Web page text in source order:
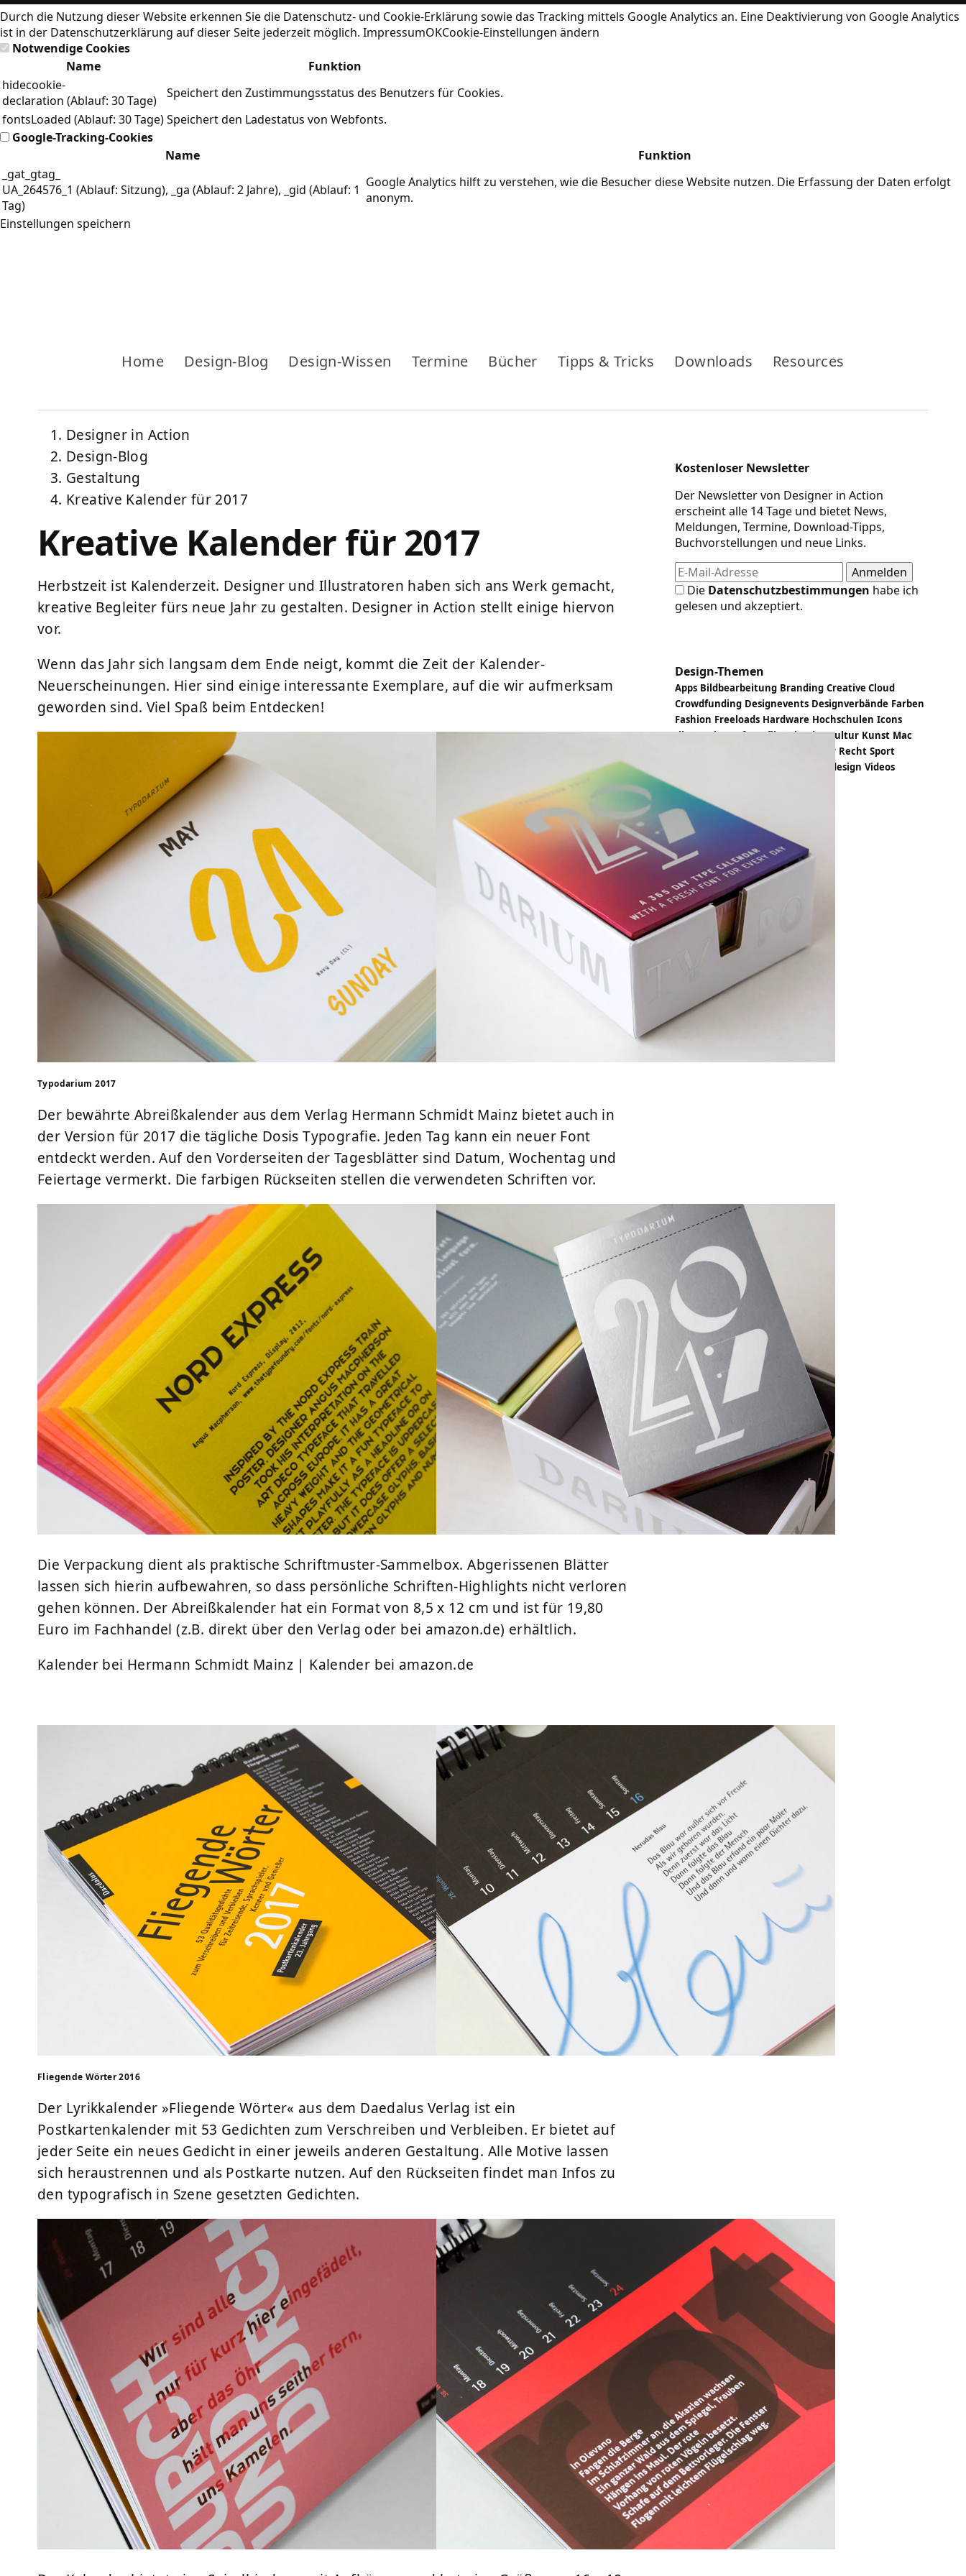
Durch die Nutzung dieser Website erkennen Sie die Datenschutz- und Cookie-Erklärung sowie das Tracking mittels Google Analytics an. Eine Deaktivierung von Google Analytics
ist in der Datenschutzerklärung auf dieser Seite jederzeit möglich. ImpressumOKCookie-Einstellungen ändern
Notwendige Cookies
Name
Funktion
hidecookie-
declaration (Ablauf: 30 Tage)
Speichert den Zustimmungsstatus des Benutzers für Cookies.
fontsLoaded (Ablauf: 30 Tage)Speichert den Ladestatus von Webfonts.
Google-Tracking-Cookies
Name
Funktion
_gat_gtag_
UA_264576_1 (Ablauf: Sitzung), _ga (Ablauf: 2 Jahre), _gid (Ablauf: 1
Tag)
Google Analytics hilft zu verstehen, wie die Besucher diese Website nutzen. Die Erfassung der Daten erfolgt
anonym.
Einstellungen speichern
Home Design-Blog Design-Wissen Termine Bücher Tipps & Tricks Downloads Resources
Designer in Action
Design-Blog
Gestaltung
Kreative Kalender für 2017
Kreative Kalender für 2017
Herbstzeit ist Kalenderzeit. Designer und Illustratoren haben sich ans Werk gemacht,
kreative Begleiter fürs neue Jahr zu gestalten. Designer in Action stellt einige hiervon
vor.
Wenn das Jahr sich langsam dem Ende neigt, kommt die Zeit der Kalender-
Neuerscheinungen. Hier sind einige interessante Exemplare, auf die wir aufmerksam
geworden sind. Viel Spaß beim Entdecken!
Typodarium 2017
Der bewährte Abreißkalender aus dem Verlag Hermann Schmidt Mainz bietet auch in
der Version für 2017 die tägliche Dosis Typografie. Jeden Tag kann ein neuer Font
entdeckt werden. Auf den Vorderseiten der Tagesblätter sind Datum, Wochentag und
Feiertage vermerkt. Die farbigen Rückseiten stellen die verwendeten Schriften vor.
Die Verpackung dient als praktische Schriftmuster-Sammelbox. Abgerissenen Blätter
lassen sich hierin aufbewahren, so dass persönliche Schriften-Highlights nicht verloren
gehen können. Der Abreißkalender hat ein Format von 8,5 x 12 cm und ist für 19,80
Euro im Fachhandel (z.B. direkt über den Verlag oder bei amazon.de) erhältlich.
Kalender bei Hermann Schmidt Mainz| Kalender bei amazon.de
Fliegende Wörter 2016
Der Lyrikkalender »Fliegende Wörter« aus dem Daedalus Verlag ist ein
Postkartenkalender mit 53 Gedichten zum Verschreiben und Verbleiben. Er bietet auf
jeder Seite ein neues Gedicht in einer jeweils anderen Gestaltung. Alle Motive lassen
sich heraustrennen und als Postkarte nutzen. Auf den Rückseiten findet man Infos zu
den typografisch in Szene gesetzten Gedichten.
Kostenloser Newsletter
Der Newsletter von Designer in Action
erscheint alle 14 Tage und bietet News,
Meldungen, Termine, Download-Tipps,
Buchvorstellungen und neue Links.
Die Datenschutzbestimmungen habe ich
gelesen und akzeptiert.
Design-Themen
Apps Bildbearbeitung Branding Creative Cloud
Crowdfunding Designevents Designverbände Farben
Fashion Freeloads Hardware Hochschulen Icons
Illustration Infografik Kalender Kultur Kunst Mac
Poster Recht Sport
Typedesign Videos
Wallpapers